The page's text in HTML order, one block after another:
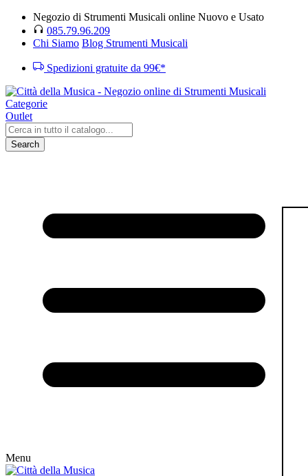
Negozio di Strumenti Musicali online Nuovo e Usato
085.79.96.209
Chi Siamo Blog Strumenti Musicali
Spedizioni gratuite da 99€*
Categorie
Outlet
Search
Menu